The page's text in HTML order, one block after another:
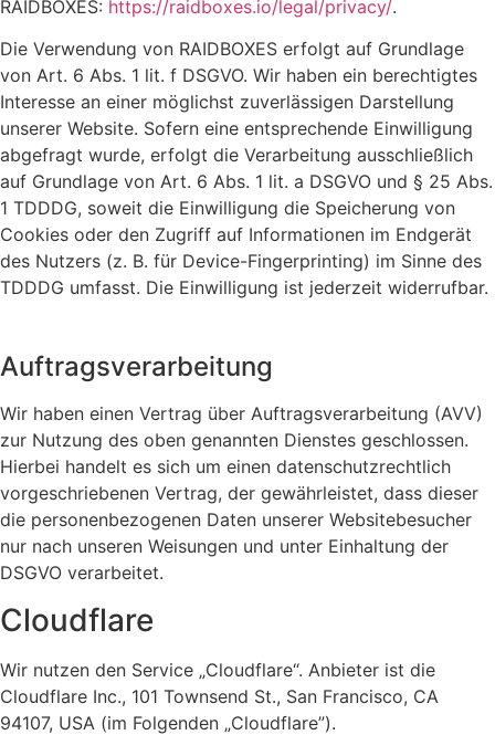
RAIDBOXES: https://raidboxes.io/legal/privacy/.
Die Verwendung von RAIDBOXES erfolgt auf Grundlage
von Art. 6 Abs. 1 lit. f DSGVO. Wir haben ein berechtigtes
Interesse an einer möglichst zuverlässigen Darstellung
unserer Website. Sofern eine entsprechende Einwilligung
abgefragt wurde, erfolgt die Verarbeitung ausschließlich
auf Grundlage von Art. 6 Abs. 1 lit. a DSGVO und § 25 Abs.
1 TDDDG, soweit die Einwilligung die Speicherung von
Cookies oder den Zugriff auf Informationen im Endgerät
des Nutzers (z. B. für Device-Fingerprinting) im Sinne des
TDDDG umfasst. Die Einwilligung ist jederzeit widerrufbar.
Auftragsverarbeitung
Wir haben einen Vertrag über Auftragsverarbeitung (AVV)
zur Nutzung des oben genannten Dienstes geschlossen.
Hierbei handelt es sich um einen datenschutzrechtlich
vorgeschriebenen Vertrag, der gewährleistet, dass dieser
die personenbezogenen Daten unserer Websitebesucher
nur nach unseren Weisungen und unter Einhaltung der
DSGVO verarbeitet.
Cloudflare
Wir nutzen den Service „Cloudflare“. Anbieter ist die
Cloudflare Inc., 101 Townsend St., San Francisco, CA
94107, USA (im Folgenden „Cloudflare”).